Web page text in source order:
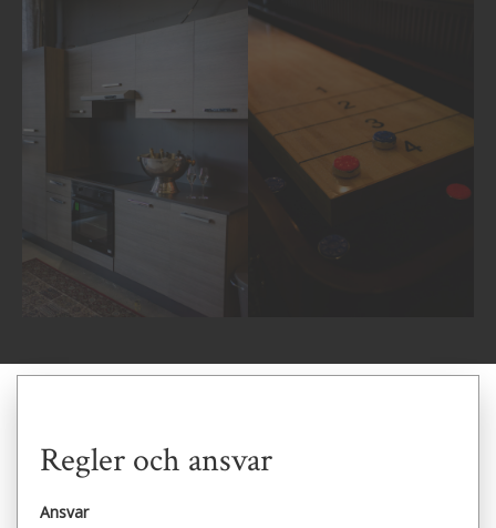
Regler och ansvar
Ansvar